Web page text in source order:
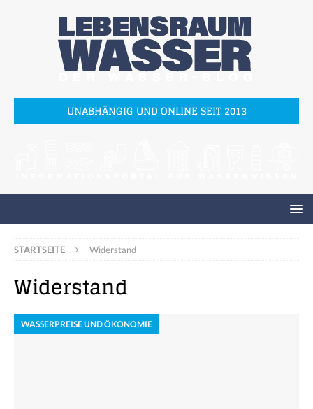
UNABHÄNGIG UND ONLINE SEIT 2013
STARTSEITE Widerstand
Widerstand
WASSERPREISE UND ÖKONOMIE